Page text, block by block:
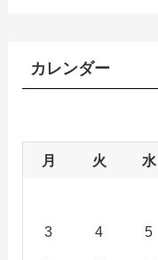
カレンダー
月 火 水
3 4 5